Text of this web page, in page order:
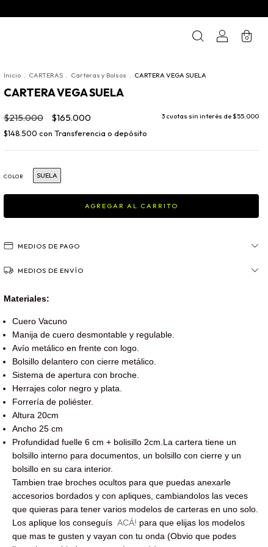
0
Inicio . CARTERAS . Carteras y Bolsos . CARTERA VEGA SUELA
CARTERA VEGA SUELA
$215.000 $165.000 3 cuotas sin interés de$55.000
$148.500 con Transferencia o depósito
COLOR SUELA
MEDIOS DE PAGO
MEDIOS DE ENVÍO
Materiales:
Cuero Vacuno
Manija de cuero desmontable y regulable.
Avío metálico en frente con logo.
Bolsillo delantero con cierre metálico.
Sistema de apertura con broche.
Herrajes color negro y plata.
Forrería de poliéster.
Altura 20cm
Ancho 25 cm
Profundidad fuelle 6 cm + bolisillo 2cm.La cartera tiene un
bolsillo interno para documentos, un bolsillo con cierre y un
bolsillo en su cara interior.
Tambien trae broches ocultos para que puedas anexarle
accesorios bordados y con apliques, cambiandolos las veces
que quieras para tener varios modelos de carteras en uno solo.
Los aplique los conseguís ACÁ! para que elijas los modelos
que mas te gusten y vayan con tu onda (Obvio que podes